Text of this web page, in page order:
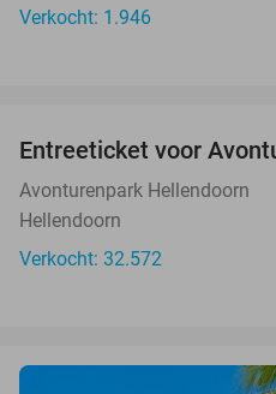
Verkocht: 1.946
Entreeticket voor
Avonturenpark Hellendoorn
Hellendoorn
Verkocht: 32.572